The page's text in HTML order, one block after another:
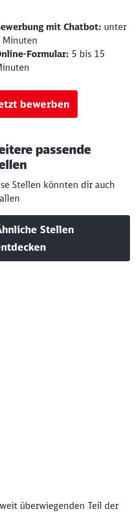
mit Chatbot: unter
Minuten
Formular: 5 bis 15
bewerben
passende
Stellen könnten dir auch
Stellen
überwiegenden Teil der